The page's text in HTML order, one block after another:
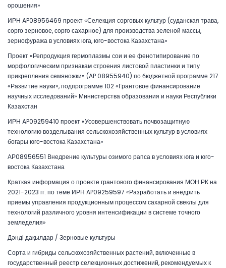
орошения»
ИРН AP08956469 проект «Селекция сорговых культур (суданская трава,
сорго зерновое, сорго сахарное) для производства зеленой массы,
зернофуража в условиях юга, юго-востока Казахстана»
Проект «Репродукция гермоплазмы сои и ее фенотипирование по
морфологическим признакам строения листовой пластинки и типу
прикрепления семяножки» (AP 08955940) по бюджетной программе 217
«Развитие науки», подпрограмме 102 «Грантовое финансирование
научных исследований» Министерства образования и науки Республики
Казахстан
ИРН AP09259410 проект «Усовершенствовать почвозащитную
технологию возделывания сельскохозяйственных культур в условиях
богары юго-востока Казахстана»
АР08956551 Внедрение культуры озимого рапса в условиях юга и юго-
востока Казахстана
Краткая информация о проекте грантового финансирования МОН РК на
2021-2023 гг. по теме ИРН AP09259597 «Разработать и внедрить
приемы управления продукционным процессом сахарной свеклы для
технологий различного уровня интенсификации в системе точного
земледелия»
Дәнді дақылдар / Зерновые культуры
Сорта и гибриды сельскохозяйственных растений, включенные в
государственный реестр селекционных достижений, рекомендуемых к